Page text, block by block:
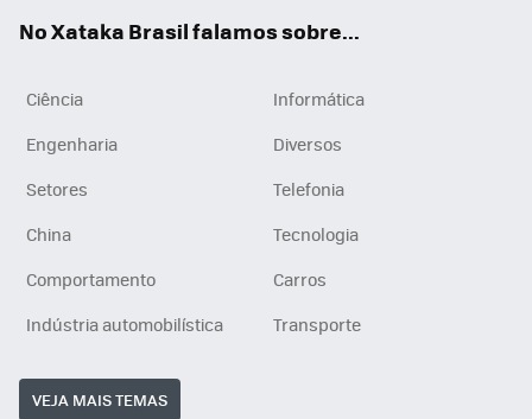
No Xataka Brasil falamos sobre...
Ciência
Informática
Engenharia
Diversos
Setores
Telefonia
China
Tecnologia
Comportamento
Carros
Indústria automobilística
Transporte
VEJA MAIS TEMAS